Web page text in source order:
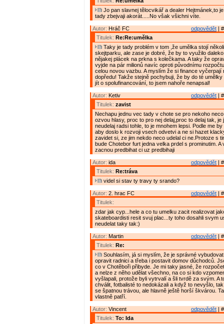
Jo pan slavnej tělocvikář a dealer Hejtmánek,to
tady zbejvaji akorát.....No však všichni víte.
odpovědět |
Autor: Hráč FC
Titulek: Re:Re:umělka
Taky je tady problém v tom ,že umělka stojí
skejtparku, ale zase je dobré, že by to využilo
nějakej plácek na prkna s kolečkama. A taky že
vyjde na pár milionů navíc oproti původnímu
celou novou vazbu. A myslím že si finance vyčerpají
dopředu! Takže stejně pochybuji, že by do té
jít o spolufinancování, to jsem nahoře nenapsal!
odpovědět |
Autor: Ketiv
Titulek: zavist
Nechapu jednu vec tady v chote se pro nekoho
ozvou hlasy, proc to pro nej delaj,proc to delaj tak, je
neudelaj radsi tohle, to je mnohem lepsi. Podle me
aby doslo k rozvoji vsech odvetvi a ne si hazet
zavidet si, ze jim nekdo neco udelal ci ne.Protoze s
bude Chotebor furt jedna velka prdel s prominutim. A
zacnou predbihat ci uz predbihaji
odpovědět |
Autor: ida
Titulek: Re:tráva
videl si stav ty travy ty srando?
odpovědět |
Autor: 2. hrac FC
Titulek:
zdar jak cyp...hele a co tu umelku zacit realizovat
skateboardisti resit svuj plac...ty toho dosahli svym
neudelat taky tak:)
odpovědět |
Autor: Martin
Titulek: Re:
Souhlasím, já si myslím, že je správné
opravit radnici a třeba i postavit domov důchodců.
co v Chotěboři přibyde. Je mi taky jasné, že
a nelze z něho udělat všechno, na co si kdo
vyšlapali, protože byli vytrvalí a šli tvrdě za svým. A
chválit, fotbalisté to nedokázali a když to nevyšlo,
se špatnou trávou, ale hlavně ještě horší škvárou.
vlastně patří.
odpovědět |
Autor: Vincent
Titulek: To: Ida